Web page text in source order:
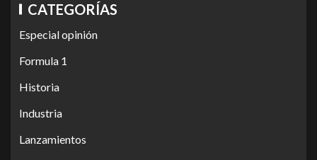
CATEGORÍAS
Especial opinión
Formula 1
Historia
Industria
Lanzamientos